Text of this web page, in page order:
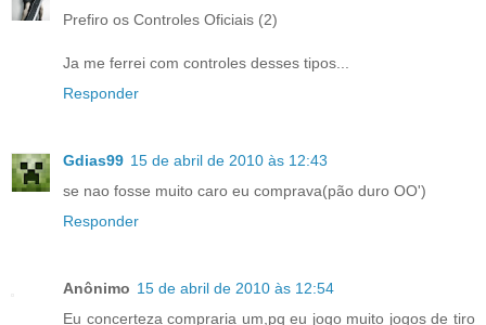
Prefiro os Controles Oficiais (2)
Ja me ferrei com controles desses tipos...
Responder
Gdias99 15 de abril de 2010 às 12:43
se nao fosse muito caro eu comprava(pão duro OO')
Responder
Anônimo 15 de abril de 2010 às 12:54
Eu concerteza compraria um,pq eu jogo muito jogos de tiro